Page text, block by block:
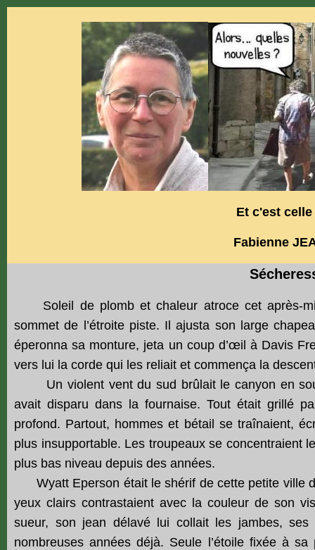
Et c'est celle
Fabienne
Soleil de plomb et chaleur atroce cet après-
sommet de l’étroite piste. Il ajusta son large
éperonna sa monture, jeta un coup d’œil à Davis
vers lui la corde qui les reliait et commença la
Un violent vent du sud brûlait le canyon en
avait disparu dans la fournaise. Tout était grillé
profond. Partout, hommes et bétail se traînaient,
plus insupportable. Les troupeaux se concentraient
plus bas niveau depuis des années.
Wyatt Eperson était le shérif de cette petite ville
yeux clairs contrastaient avec la couleur de son
sueur, son jean délavé lui collait les jambes,
nombreuses années déjà. Seule l’étoile fixée à